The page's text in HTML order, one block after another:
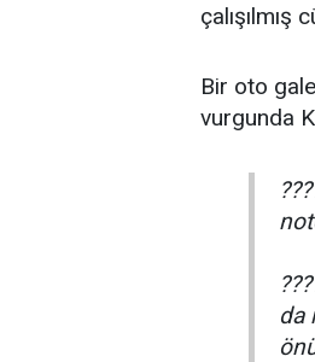
çalışılmış
Bir oto
vurgunda
da